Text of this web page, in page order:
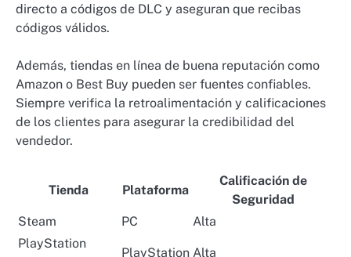
directo a códigos de DLC y aseguran que recibas
códigos válidos.
Además, tiendas en línea de buena reputación como
Amazon o Best Buy pueden ser fuentes confiables.
Siempre verifica la retroalimentación y calificaciones
de los clientes para asegurar la credibilidad del
vendedor.
Tienda Plataforma
Calificación de
Seguridad
Steam
PC
Alta
PlayStation
PlayStation Alta